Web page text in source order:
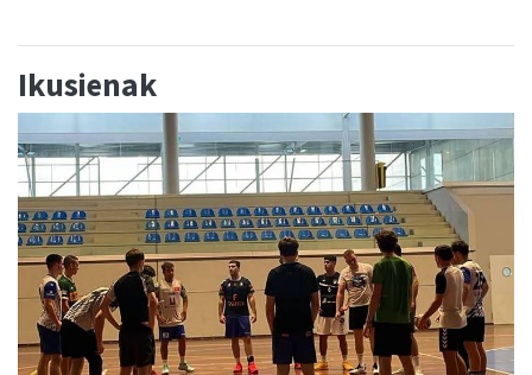
Ikusienak